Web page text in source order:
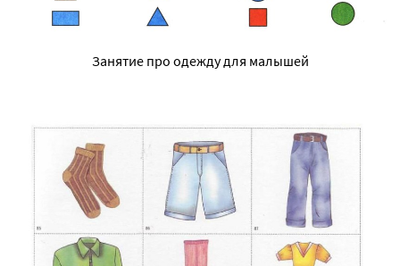
Занятие про одежду для малышей